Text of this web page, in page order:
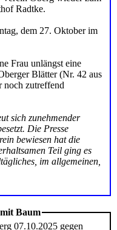
Radtke.
dem 27. Oktober im
Frau unlängst eine
Blätter (Nr. 42 aus
noch zutreffend
sich zunehmender
Die Presse
bewiesen hat die
Teil ging es
im allgemeinen,
Baum
07.10.2025 gegen